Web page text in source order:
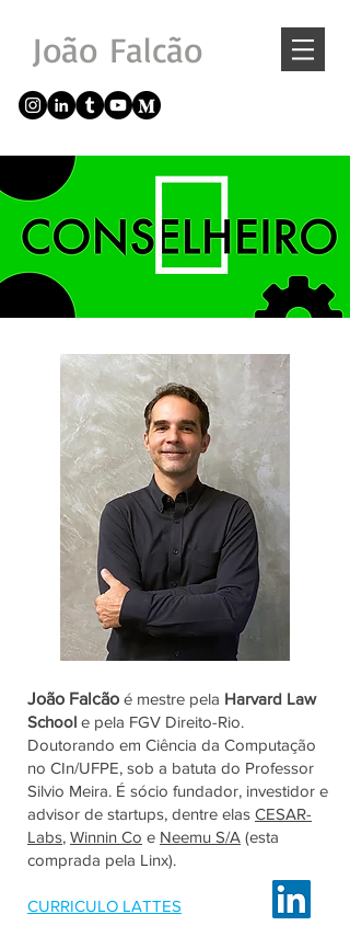
João Falcão
João Falcão é mestre pela Harvard Law
School e pela FGV Direito-Rio.
Doutorando em Ciência da Computação
no CIn/UFPE, sob a batuta do Professor
Silvio Meira. É sócio fundador, investidor e
advisor de startups, dentre elas CESAR-
Labs, Winnin Co e Neemu S/A (esta
comprada pela Linx).
CURRICULO LATTES